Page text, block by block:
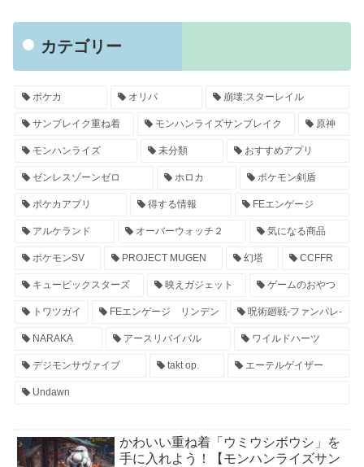
カテゴリー
ポケカ オリパ 崩壊:スターレイル
サンブレイク重ね着 モンハンライズサンブレイク 原神
モンハンライズ 未分類 おすすめアプリ
ゼンレスゾーンゼロ ホロカ ポケモン剣盾
ポケカアプリ 得する情報 FEエンゲージ
アルケランド オーバーウォッチ２ 気になる商品
ポケモンSV PROJECT MUGEN 幻塔 CCFFR
キュービックスターズ 映えガジェット ゲームのおやつ
トワツガイ FEエンゲージ リンデン 呪術廻戦-ファンパレ-
NARAKA アースリバイバル ワイルドハーツ
デジモンサヴァイブ takt op. エーテルゲイザー
Undawn
かわいい重ね着「ウミウシボウシ」を
手に入れよう！【モンハンライズサン